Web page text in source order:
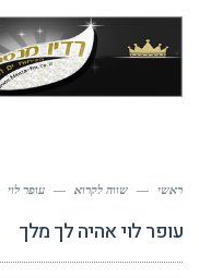
ראשי — שווה לקרוא — עופר לוי
עופר לוי אהיה לך מלך